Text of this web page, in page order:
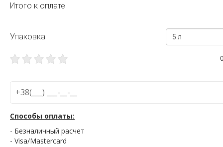
Итого к оплате
Упаковка 5 л
Способы оплаты:
- Безналичный расчет
- Visa/Mastercard